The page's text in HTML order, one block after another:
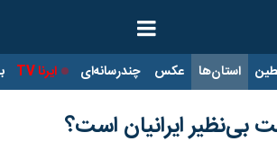
استان‌ها عکس چندرسانه‌ای ایرنا TV
بی‌نظیر ایرانیان است؟